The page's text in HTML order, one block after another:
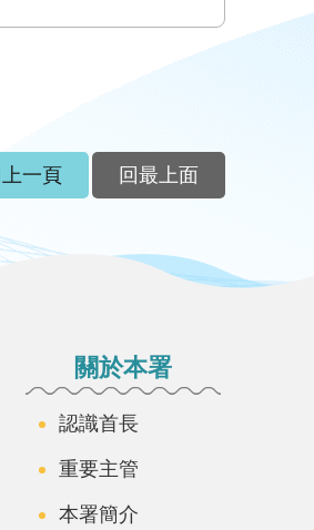
上一頁 回最上面
關於本署
認識首長
重要主管
本署簡介